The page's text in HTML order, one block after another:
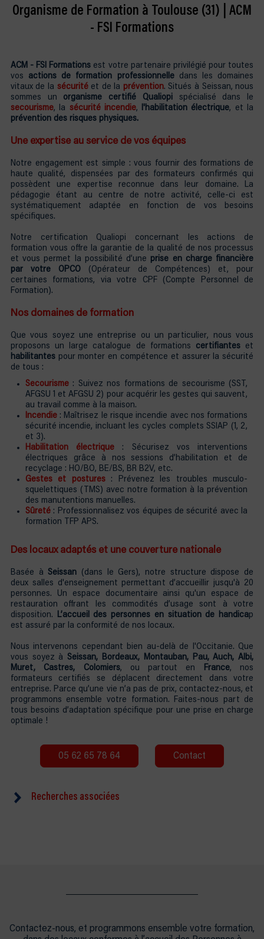
Organisme de Formation à Toulouse (31) | ACM
- FSI Formations
ACM - FSI Formations est votre partenaire privilégié pour toutes
vos actions de formation professionnelledans les domaines
vitaux de la sécurité et de la prévention. Situés à Seissan, nous
sommes un organisme certifié Qualiopi spécialisé dans le
secourisme, la sécurité incendie, l'habilitation électrique, et la
prévention des risques physiques.
Une expertise au service de vos équipes
Notre engagement est simple : vous fournir des formations de
haute qualité, dispensées par des formateurs confirmés qui
possèdent une expertise reconnue dans leur domaine. La
pédagogie étant au centre de notre activité, celle-ci est
systématiquement adaptée en fonction de vos besoins
spécifiques.
Notre certification Qualiopi concernant les actions de
formation vous offre la garantie de la qualité de nos processus
et vous permet la possibilité d’une prise en charge financière
par votre OPCO(Opérateur de Compétences) et, pour
certaines formations, via votre CPF (Compte Personnel de
Formation).
Nos domaines de formation
Que vous soyez une entreprise ou un particulier, nous vous
proposons un large catalogue de formations certifianteset
habilitantespour monter en compétence et assurer la sécurité
de tous :
Secourisme : Suivez nos formations de secourisme (SST,
AFGSU 1 et AFGSU 2) pour acquérir les gestes qui sauvent,
au travail comme à la maison.
Incendie : Maîtrisez le risque incendie avec nos formations
sécurité incendie, incluant les cycles complets SSIAP (1, 2,
et 3).
Habilitation électrique : Sécurisez vos interventions
électriques grâce à nos sessions d’habilitation et de
recyclage : HO/BO, BE/BS, BR B2V, etc.
Gestes et postures: Prévenez les troubles musculo-
squelettiques (TMS) avec notre formation à la prévention
des manutentions manuelles.
Sûreté : Professionnalisez vos équipes de sécurité avec la
formation TFP APS.
Des locaux adaptés et une couverture nationale
Basée àSeissan (dans le Gers), notre structure dispose de
deux salles d'enseignement permettant d’accueillir jusqu'à 20
personnes. Un espace documentaire ainsi qu'un espace de
restauration offrant les commodités d’usage sont à votre
disposition.
L’accueil des personnes en situation de handicap
est assuré par la conformité de nos locaux.
Nous intervenons cependant bien au-delà de l'Occitanie. Que
vous soyez àSeissan, Bordeaux, Montauban, Pau, Auch, Albi,
Muret, Castres, Colomiers, ou partout en France, nos
formateurs certifiés se déplacent directement dans votre
entreprise. Parce qu’une vie n’a pas de prix, contactez-nous, et
programmons ensemble votre formation. Faites-nous part de
tous besoins d’adaptation spécifique pour une prise en charge
optimale !
05 62 65 78 64 Contact
Recherches associées
Formation Secourisme Muret
Formation SST Castres
Formation SSIAP Bordeaux
Contactez-nous, et programmons ensemble votre formation,